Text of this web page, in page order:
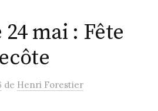
mai : Fête
de Henri Forestier